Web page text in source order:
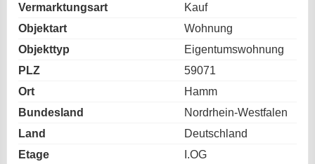
Vermarktungsart
Kauf
Objektart
Wohnung
Objekttyp
Eigentumswohnung
PLZ
59071
Ort
Hamm
Bundesland
Nordrhein-Westfalen
Land
Deutschland
Etage
I.OG